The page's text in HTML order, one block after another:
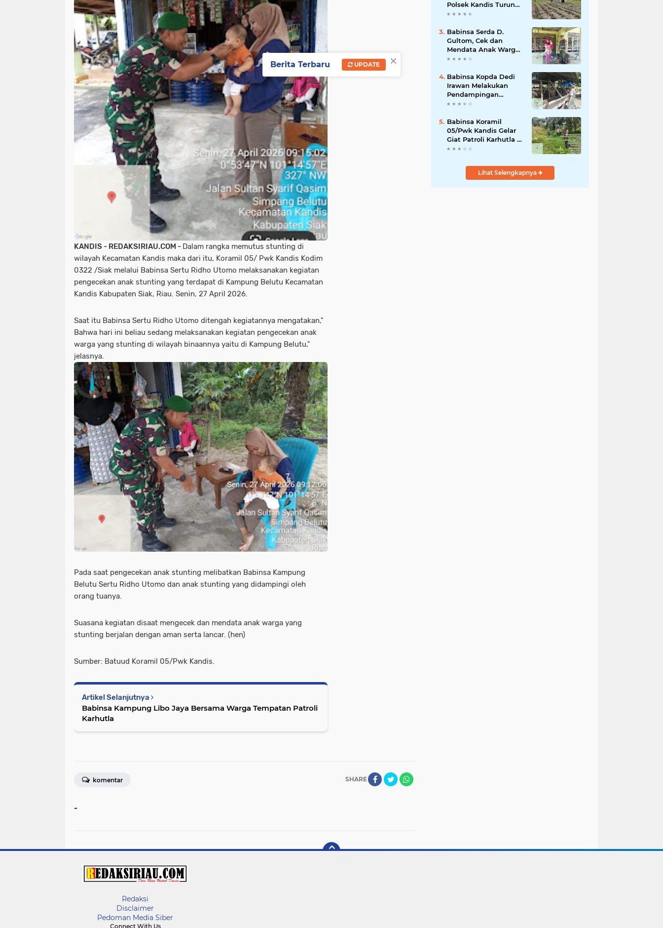
KANDIS - REDAKSIRIAU.COM - Dalam rangka memutus stunting di
wilayah Kecamatan Kandis maka dari itu, Koramil 05/ Pwk Kandis Kodim
0322 /Siak melalui Babinsa Sertu Ridho Utomo melaksanakan kegiatan
pengecekan anak stunting yang terdapat di Kampung Belutu Kecamatan
Kandis Kabupaten Siak, Riau. Senin, 27 April 2026.
Saat itu Babinsa Sertu Ridho Utomo ditengah kegiatannya mengatakan,"
Bahwa hari ini beliau sedang melaksanakan kegiatan pengecekan anak
warga yang stunting di wilayah binaannya yaitu di Kampung Belutu,"
jelasnya.
Pada saat pengecekan anak stunting melibatkan Babinsa Kampung
Belutu Sertu Ridho Utomo dan anak stunting yang didampingi oleh
orang tuanya.
Suasana kegiatan disaat mengecek dan mendata anak warga yang
stunting berjalan dengan aman serta lancar. (hen)
Sumber: Batuud Koramil 05/Pwk Kandis.
Artikel Selanjutnya
Babinsa Kampung Libo Jaya Bersama Warga Tempatan Patroli
Karhutla
SHARE
komentar
-
Polsek Kandis Turun
ke Lahan Jagung
Pangan
Babinsa Serda D.
Gultom, Cek dan
Mendata Anak Warga
Yang Stunting
Babinsa Kopda Dedi
Irawan Melakukan
Pendampingan
Vaksinasi PMK
Babinsa Koramil
05/Pwk Kandis Gelar
Giat Patroli Karhutla di
Wilayah Kelurahan
Lihat Selengkapnya
Redaksi
Disclaimer
Pedoman Media Siber
Connect With Us
×
Berita Terbaru UPDATE